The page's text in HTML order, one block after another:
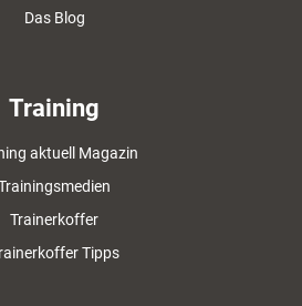
Das Blog
Training
aktuell Magazin
Trainerkoffer
Tipps